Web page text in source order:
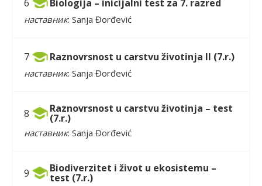
6 Biologija – inicijalni test za 7. razred
наставник: Sanja Đorđević
7 Raznovrsnost u carstvu životinja II (7.r.)
наставник: Sanja Đorđević
8 Raznovrsnost u carstvu životinja – test
(7.r.)
наставник: Sanja Đorđević
9 Biodiverzitet i život u ekosistemu –
test (7.r.)